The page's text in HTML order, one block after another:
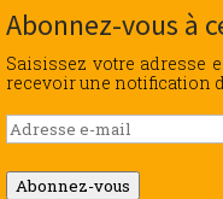
Abonnez-vous à
Saisissez votre adresse
recevoir une notification
Adresse
e-
mail
Abonnez-vous